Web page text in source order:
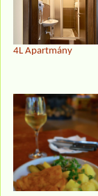
4L Apartmány